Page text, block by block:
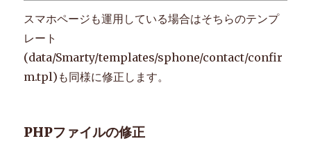
スマホページも運用している場合はそちらのテンプ
レート
(data/Smarty/templates/sphone/contact/confir
m.tpl)も同様に修正します。
PHPファイルの修正